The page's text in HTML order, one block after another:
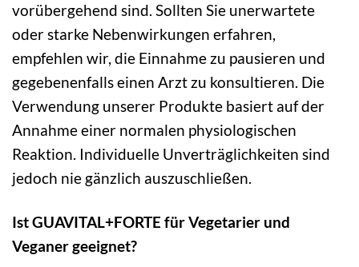
vorübergehend sind. Sollten Sie unerwartete
oder starke Nebenwirkungen erfahren,
empfehlen wir, die Einnahme zu pausieren und
gegebenenfalls einen Arzt zu konsultieren. Die
Verwendung unserer Produkte basiert auf der
Annahme einer normalen physiologischen
Reaktion. Individuelle Unverträglichkeiten sind
jedoch nie gänzlich auszuschließen.
Ist GUAVITAL+FORTE für Vegetarier und
Veganer geeignet?